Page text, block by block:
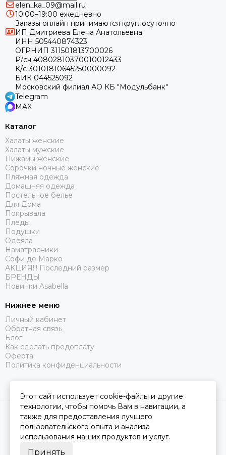
elen_ka_09@mail.ru
10:00–19:00 ежедневно
Заказы онлайн принимаются круглосуточно
ИП Дмитриева Елена Анатольевна
ИНН 505440874323
ОГРНИП 311501813700026
Р/сч 40802810370010012433
К/с 30101810645250000092
БИК 044525092
Московский филиал АО КБ "Модульбанк"
Telegram
MAX
Каталог
Халаты женские
Халаты мужские
Пижамы женские
Сорочки ночные женские
Пляжная одежда
Домашняя одежда
Постельное белье
Для Дома
Покрывала
Пледы
Подушки
Одеяла
Наматрасники
Софи де Марко
АКЦИЯ!!! Последний размер
БРЕНДЫ
Новинки Asabella
Нижнее меню
Личный кабинет
Обратная связь
Блог
Как сделать предоплату
Оферта
Политика конфиденциальности
2026 © Царство Сна.Карта сайта
Этот сайт использует cookie-файлы и другие
технологии, чтобы помочь Вам в навигации, а
также для предоставления лучшего
пользовательского опыта и анализа
использования наших продуктов и услуг.
Принять